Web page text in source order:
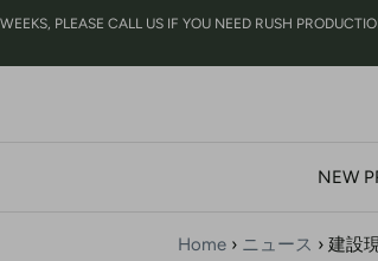
PLEASE CALL US IF YOU NEED RUSH
NEW
Home › ニュース › 建設